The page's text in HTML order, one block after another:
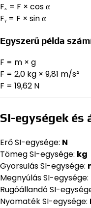
Fₓ = F × cos α
Fᵧ = F × sin α
Egyszerű példa
F = m × g
F = 2,0 kg × 9,81 m/s²
F = 19,62 N
SI-egységek és
Erő SI-egysége: N
Tömeg SI-egysége: kg
Gyorsulás SI-egysége:
Megnyúlás SI-egysége:
Rugóállandó SI-
Nyomaték SI-egysége: